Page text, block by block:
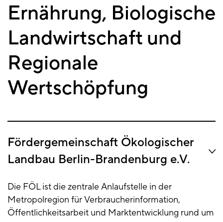
Ernährung, Biologische
Landwirtschaft und
Regionale
Wertschöpfung
Fördergemeinschaft Ökologischer
Landbau Berlin-Brandenburg e.V.
Die FÖL ist die zentrale Anlaufstelle in der
Metropolregion für Verbraucherinformation,
Öffentlichkeitsarbeit und Marktentwicklung rund um